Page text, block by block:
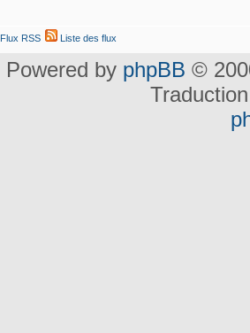
Flux RSS Liste des flux
Powered by phpBB ©